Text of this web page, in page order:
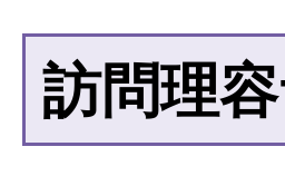
訪問理